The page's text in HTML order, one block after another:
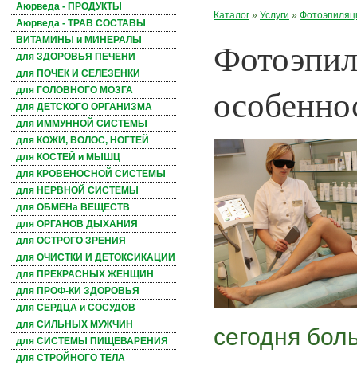
Аюрведа - ПРОДУКТЫ
Аюрведа - ТРАВ СОСТАВЫ
ВИТАМИНЫ и МИНЕРАЛЫ
для ЗДОРОВЬЯ ПЕЧЕНИ
для ПОЧЕК И СЕЛЕЗЕНКИ
для ГОЛОВНОГО МОЗГА
для ДЕТСКОГО ОРГАНИЗМА
для ИММУННОЙ СИСТЕМЫ
для КОЖИ, ВОЛОС, НОГТЕЙ
для КОСТЕЙ и МЫШЦ
для КРОВЕНОСНОЙ СИСТЕМЫ
для НЕРВНОЙ СИСТЕМЫ
для ОБМЕНа ВЕЩЕСТВ
для ОРГАНОВ ДЫХАНИЯ
для ОСТРОГО ЗРЕНИЯ
для ОЧИСТКИ И ДЕТОКСИКАЦИИ
для ПРЕКРАСНЫХ ЖЕНЩИН
для ПРОФ-КИ ЗДОРОВЬЯ
для СЕРДЦА и СОСУДОВ
для СИЛЬНЫХ МУЖЧИН
для СИСТЕМЫ ПИЩЕВАРЕНИЯ
для СТРОЙНОГО ТЕЛА
Каталог » Услуги »
сегодня